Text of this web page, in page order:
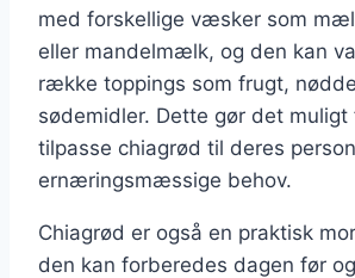
med forskellige væsker som
eller mandelmælk, og den kan
række toppings som frugt,
sødemidler. Dette gør det
tilpasse chiagrød til deres
ernæringsmæssige behov.
Chiagrød er også en praktisk
den kan forberedes dagen før